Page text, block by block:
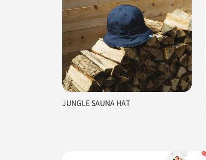
JUNGLE SAUNA HAT